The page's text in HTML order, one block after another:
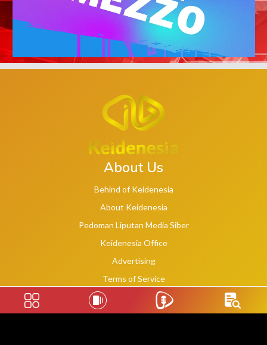
About Us
Behind of Keidenesia
About Keidenesia
Pedoman Liputan Media Siber
Keidenesia Office
Advertising
Terms of Service
Privacy Policy
Social Links